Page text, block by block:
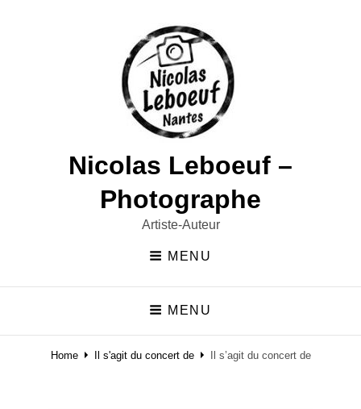
Nicolas Leboeuf –
Photographe
Artiste-Auteur
MENU
MENU
Home Il s'agit du concert de Il s’agit du concert de